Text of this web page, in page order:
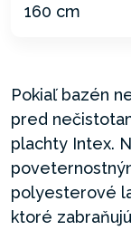
Pokiaľ bazén
pred
plachty Intex.
polyesterové
ktoré